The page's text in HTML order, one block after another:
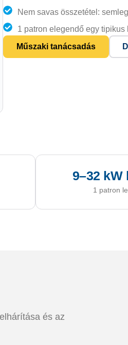
Nem savas összetétel:
1 patron elegendő egy
Műszaki tanácsadás
9–32 kW
1 patron
és az